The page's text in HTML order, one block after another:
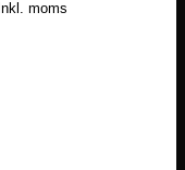
Inkl. moms